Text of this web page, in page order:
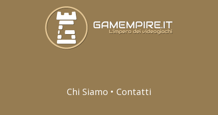
Chi Siamo • Contatti